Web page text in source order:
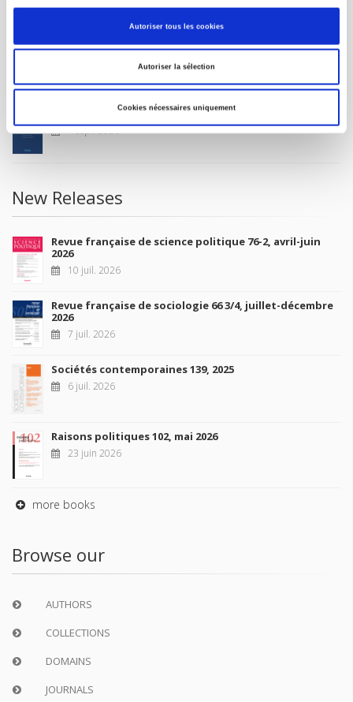
Autoriser tous les cookies
Autoriser la sélection
Cookies nécessaires uniquement
Future Releases
La France et l'Union européenne
4 sept. 2026
New Releases
Revue française de science politique 76-2, avril-juin
2026
10 juil. 2026
Revue française de sociologie 66 3/4, juillet-décembre
2026
7 juil. 2026
Sociétés contemporaines 139, 2025
6 juil. 2026
Raisons politiques 102, mai 2026
23 juin 2026
more books
Browse our
AUTHORS
COLLECTIONS
DOMAINS
JOURNALS